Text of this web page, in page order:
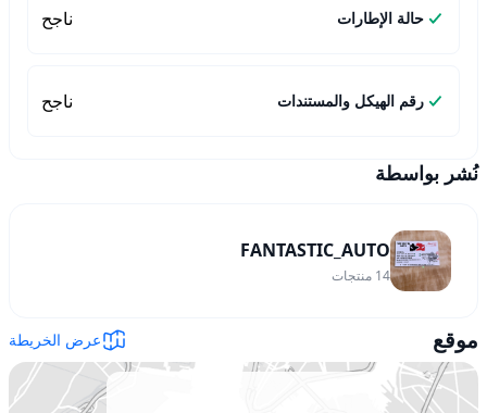
حالة الإطارات ناجح
رقم الهيكل والمستندات ناجح
نُشر بواسطة
FANTASTIC_AUTO
14 منتجات
موقع عرض الخريطة